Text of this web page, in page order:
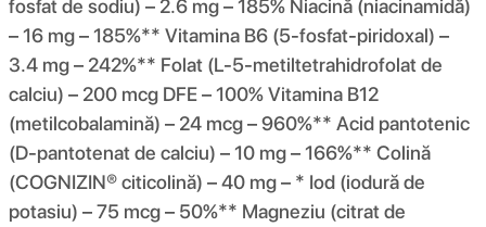
fosfat de sodiu) – 2.6 mg – 185% Niacină (niacinamidă)
– 16 mg – 185%** Vitamina B6 (5-fosfat-piridoxal) –
3.4 mg – 242%** Folat (L-5-metiltetrahidrofolat de
calciu) – 200 mcg DFE – 100% Vitamina B12
(metilcobalamină) – 24 mcg – 960%** Acid pantotenic
(D-pantotenat de calciu) – 10 mg – 166%** Colină
(COGNIZIN® citicolină) – 40 mg – * Iod (iodură de
potasiu) – 75 mcg – 50%** Magneziu (citrat de